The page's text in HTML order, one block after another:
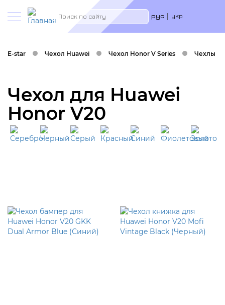
Search рус укр
E-star Чехол Huawei Чехол Honor V Series Чехлы
Чехол для Huawei
Honor V20